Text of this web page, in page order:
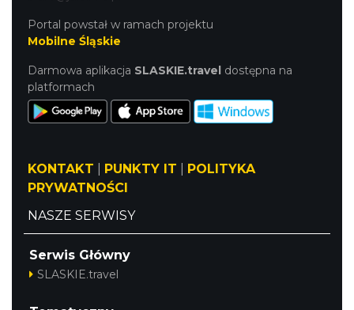
Portal powstał w ramach projektu
Mobilne Śląskie
Darmowa aplikacja SLASKIE.travel dostępna na
platformach
KONTAKT PUNKTY IT
POLITYKA
PRYWATNOŚCI
NASZE SERWISY
Serwis Główny
SLASKIE.travel